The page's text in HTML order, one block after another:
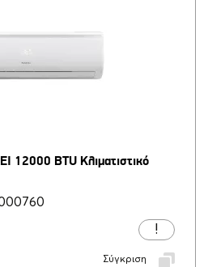
12000 BTU Κλιματιστικό
Σύγκριση